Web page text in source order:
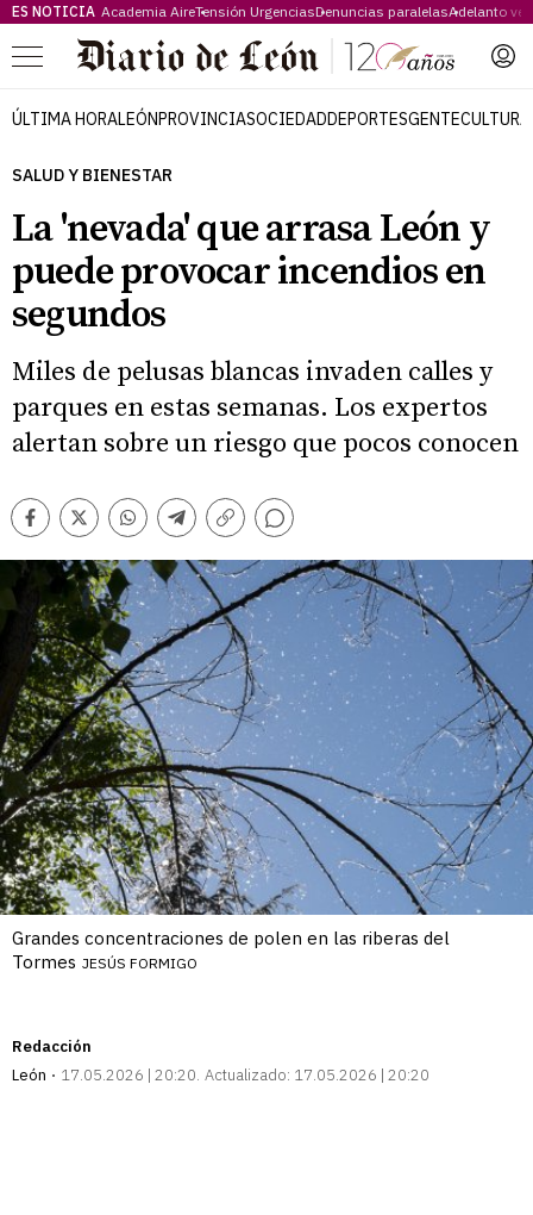
ES NOTICIA Academia AireTensión UrgenciasDenuncias paralelasAdelanto
Menú
ÚLTIMA HORALEÓNPROVINCIASOCIEDADDEPORTESGENTECULTURA
SALUD Y BIENESTAR
La 'nevada' que arrasa León y
puede provocar incendios en
segundos
Miles de pelusas blancas invaden calles y
parques en estas semanas. Los expertos
alertan sobre un riesgo que pocos conocen
Facebook
TwitterWhatsappTelegram
Copiar
Comentarios
Grandes concentraciones de polen en las riberas del
Tormes JESÚS FORMIGO
Redacción
León
17.05.2026 | 20:20 Actualizado: 17.05.2026 | 20:20